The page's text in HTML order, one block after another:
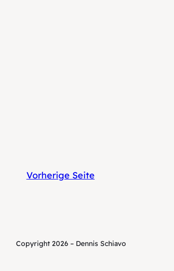
Vorherige Seite
Copyright 2026 – Dennis Schiavo